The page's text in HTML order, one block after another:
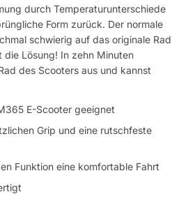
durch Temperaturunterschiede
Form zurück. Der normale
schwierig auf das originale Rad
die Lösung! In zehn Minuten
des Scooters aus und kannst
E-Scooter geeignet
Grip und eine rutschfeste
Funktion eine komfortable Fahrt